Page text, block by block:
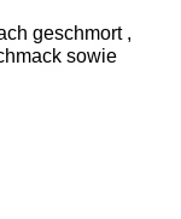
geschmort ,
sowie